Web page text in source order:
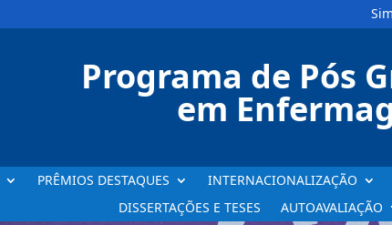
Programa de Pós
em
PRÊMIOS DESTAQUES INTERNACIONALIZAÇÃO
DISSERTAÇÕES E TESES
AUTOAVALIAÇÃO